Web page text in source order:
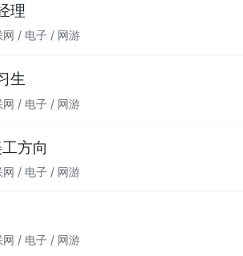
理
网 / 电子 / 网游
生
网 / 电子 / 网游
方向
网 / 电子 / 网游
网 / 电子 / 网游